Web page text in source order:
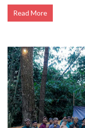
Read More